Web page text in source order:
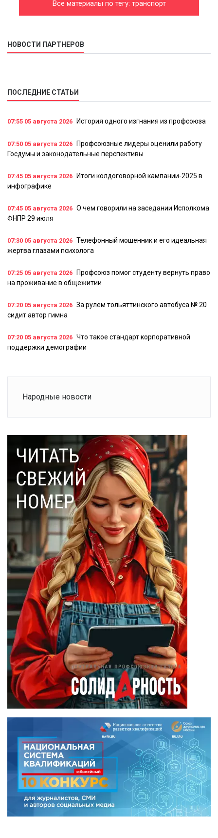
Все материалы по тегу: транспорт
НОВОСТИ ПАРТНЕРОВ
ПОСЛЕДНИЕ СТАТЬИ
07:55 05 августа 2026 История одного изгнания из профсоюза
07:50 05 августа 2026
Профсоюзные лидеры оценили работу
Госдумы и законодательные перспективы
07:45 05 августа 2026
Итоги колдоговорной кампании-2025 в
инфографике
07:45 05 августа 2026 О чем говорили на заседании Исполкома
ФНПР 29 июля
07:30 05 августа 2026 Телефонный мошенник и его идеальная
жертва глазами психолога
07:25 05 августа 2026
Профсоюз помог студенту вернуть право
на проживание в общежитии
07:20 05 августа 2026 За рулем тольяттинского автобуса № 20
сидит автор гимна
07:20 05 августа 2026 Что такое стандарт корпоративной
поддержки демографии
Народные новости